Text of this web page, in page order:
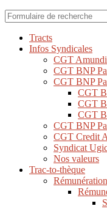
Tracts
Infos Syndicales
CGT Amundi
CGT BNP
CGT BNP
CGT
CGT
CGT
CGT BNP
CGT Credit
Syndicat
Nos valeurs
Trac-to-thèque